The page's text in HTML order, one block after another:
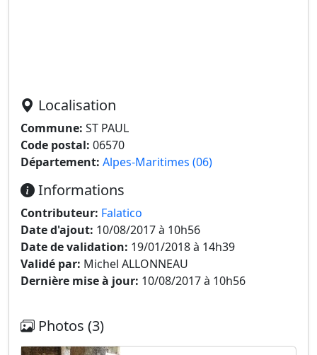
Localisation
Commune: ST PAUL
Code postal: 06570
Département: Alpes-Maritimes (06)
Informations
Contributeur: Falatico
Date d'ajout: 10/08/2017 à 10h56
Date de validation: 19/01/2018 à 14h39
Validé par: Michel ALLONNEAU
Dernière mise à jour: 10/08/2017 à 10h56
Photos (3)